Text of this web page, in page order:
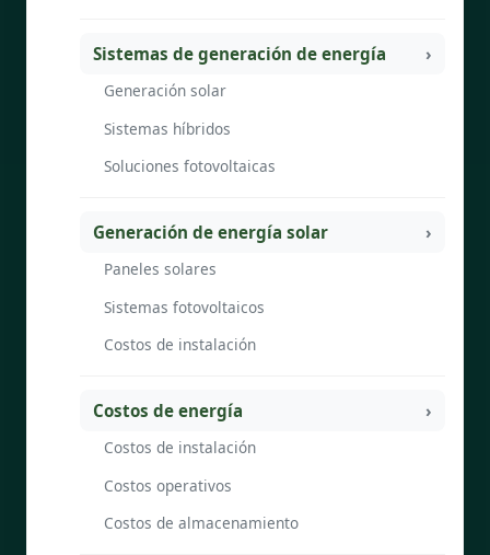
Sistemas de generación de energía
Generación solar
Sistemas híbridos
Soluciones fotovoltaicas
Generación de energía solar
Paneles solares
Sistemas fotovoltaicos
Costos de instalación
Costos de energía
Costos de instalación
Costos operativos
Costos de almacenamiento